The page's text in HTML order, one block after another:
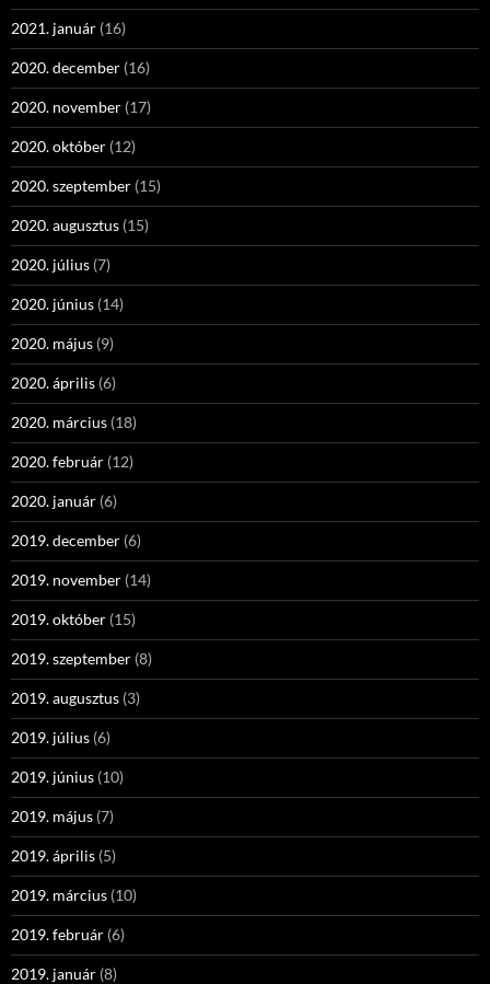
2021. január (16)
2020. december (16)
2020. november (17)
2020. október (12)
2020. szeptember (15)
2020. augusztus (15)
2020. július (7)
2020. június (14)
2020. május (9)
2020. április (6)
2020. március (18)
2020. február (12)
2020. január (6)
2019. december (6)
2019. november (14)
2019. október (15)
2019. szeptember (8)
2019. augusztus (3)
2019. július (6)
2019. június (10)
2019. május (7)
2019. április (5)
2019. március (10)
2019. február (6)
2019. január (8)